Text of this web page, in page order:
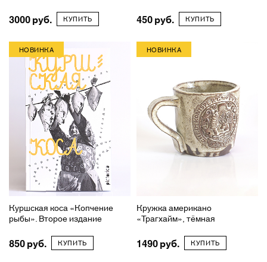
3000 КУПИТЬ 450 КУПИТЬ
НОВИНКА
Куршская коса «Копчение
рыбы». Второе издание
850 КУПИТЬ
НОВИНКА
Кружка американо
«Трагхайм», тёмная
1490 КУПИТЬ